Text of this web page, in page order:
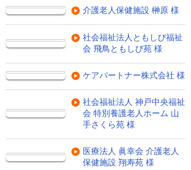
介護老人保健施設 榊原 様
社会福祉法人ともしび福祉
会 飛鳥ともしび苑 様
ケアパートナー株式会社 様
社会福祉法人 神戸中央福祉
会 特別養護老人ホーム 山
手さくら苑 様
医療法人 眞幸会 介護老人
保健施設 翔寿苑 様